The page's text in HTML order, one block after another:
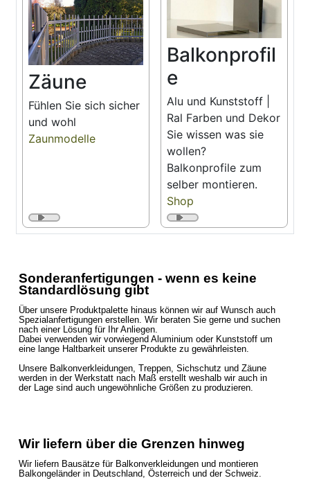
Zäune
Fühlen Sie sich sicher
und wohl
Zaunmodelle
Balkonprofil
e
Alu und Kunststoff |
Ral Farben und Dekor
Sie wissen was sie
wollen?
Balkonprofile zum
selber montieren.
Shop
Sonderanfertigungen - wenn es keine
Standardlösung gibt
Über unsere Produktpalette hinaus können wir auf Wunsch auch
Spezialanfertigungen erstellen. Wir beraten Sie gerne und suchen
nach einer Lösung für Ihr Anliegen.
Dabei verwenden wir vorwiegend Aluminium oder Kunststoff um
eine lange Haltbarkeit unserer Produkte zu gewährleisten.
Unsere Balkonverkleidungen, Treppen, Sichschutz und Zäune
werden in der Werkstatt nach Maß erstellt weshalb wir auch in
der Lage sind auch ungewöhnliche Größen zu produzieren.
Wir liefern über die Grenzen hinweg
Wir liefern Bausätze für Balkonverkleidungen und montieren
Balkongeländer in Deutschland, Österreich und der Schweiz.